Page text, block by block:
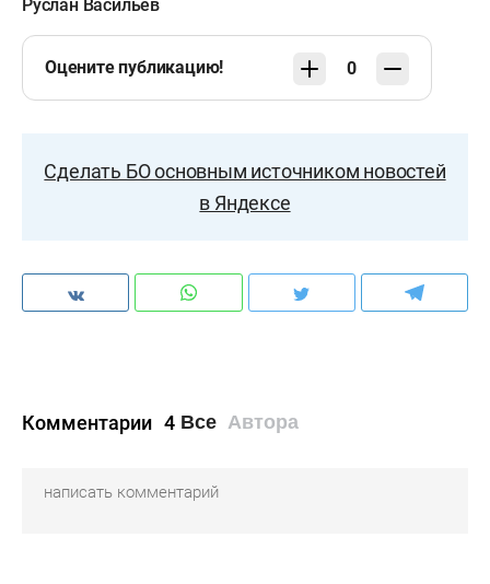
Руслан Васильев
Оцените публикацию! 0
Сделать БО основным источником новостей
в Яндексе
Комментарии 4 Все Автора